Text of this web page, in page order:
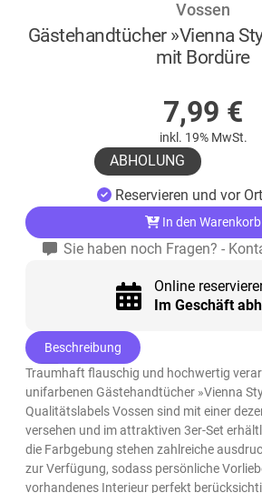
Vossen
Gästehandtücher »Vienna
mit Bordüre
7,99 €
inkl. 19% MwSt.
ABHOLUNG
Reservieren und vor
In den Warenkorb
Sie haben noch Fragen? -
Online
Im Geschäft
Beschreibung
Traumhaft flauschig und hochwertig
unifarbenen Gästehandtücher »Vienna
Qualitätslabels Vossen sind mit einer
versehen und im attraktiven 3er-Set
die Farbgebung stehen zahlreiche
zur Verfügung, sodass persönliche
vorhandenes Interieur perfekt